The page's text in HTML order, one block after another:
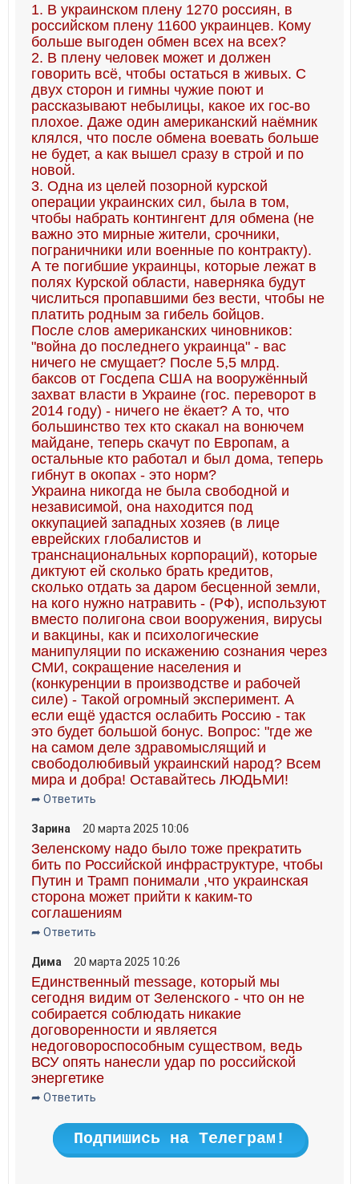
1. В украинском плену 1270 россиян, в
российском плену 11600 украинцев. Кому
больше выгоден обмен всех на всех?
2. В плену человек может и должен
говорить всё, чтобы остаться в живых. С
двух сторон и гимны чужие поют и
рассказывают небылицы, какое их гос-во
плохое. Даже один американский наёмник
клялся, что после обмена воевать больше
не будет, а как вышел сразу в строй и по
новой.
3. Одна из целей позорной курской
операции украинских сил, была в том,
чтобы набрать контингент для обмена (не
важно это мирные жители, срочники,
пограничники или военные по контракту).
А те погибшие украинцы, которые лежат в
полях Курской области, наверняка будут
числиться пропавшими без вести, чтобы не
платить родным за гибель бойцов.
После слов американских чиновников:
"война до последнего украинца" - вас
ничего не смущает? После 5,5 млрд.
баксов от Госдепа США на вооружённый
захват власти в Украине (гос. переворот в
2014 году) - ничего не ёкает? А то, что
большинство тех кто скакал на вонючем
майдане, теперь скачут по Европам, а
остальные кто работал и был дома, теперь
гибнут в окопах - это норм?
Украина никогда не была свободной и
независимой, она находится под
оккупацией западных хозяев (в лице
еврейских глобалистов и
транснациональных корпораций), которые
диктуют ей сколько брать кредитов,
сколько отдать за даром бесценной земли,
на кого нужно натравить - (РФ), используют
вместо полигона свои вооружения, вирусы
и вакцины, как и психологические
манипуляции по искажению сознания через
СМИ, сокращение населения и
(конкуренции в производстве и рабочей
силе) - Такой огромный эксперимент. А
если ещё удастся ослабить Россию - так
это будет большой бонус. Вопрос: "где же
на самом деле здравомыслящий и
свободолюбивый украинский народ? Всем
мира и добра! Оставайтесь ЛЮДЬМИ!
➦ Ответить
Зарина 20 марта 2025 10:06
Зеленскому надо было тоже прекратить
бить по Российской инфраструктуре, чтобы
Путин и Трамп понимали ,что украинская
сторона может прийти к каким-то
соглашениям
➦ Ответить
Дима 20 марта 2025 10:26
Единственный message, который мы
сегодня видим от Зеленского - что он не
собирается соблюдать никакие
договоренности и является
недоговороспособным существом, ведь
ВСУ опять нанесли удар по российской
энергетике
➦ Ответить
Подпишись на Телеграм!